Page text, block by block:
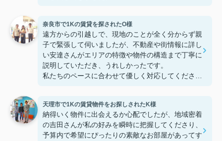
す。
奈良市で1Kの賃貸を探されたO様
遠方からの引越しで、現地のことが全く分からず親
子で緊張して伺いましたが、不動産や街情報に詳し
い安達さんがエリアの特徴や物件の構造まで丁寧に
説明していただき、うれしかったです。
私たちのペースに合わせて優しく対応してくださっ
り、感謝しています。安達さん、ありがとうござい
ました！
天理市で1Kの賃貸物件をお探しされたK様
納得いく物件に出会えるか心配でしたが、地域密着
の吉田さんが私の好みを瞬時に把握してくださり、
予算内で希望にぴったりの素敵なお部屋があってす